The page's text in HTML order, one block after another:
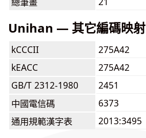
Unihan — 其它編碼映射
kCCCII
275A42
kEACC
275A42
GB/T 2312-1980
2451
中國電信碼
6373
通用規範漢字表
2013:3495